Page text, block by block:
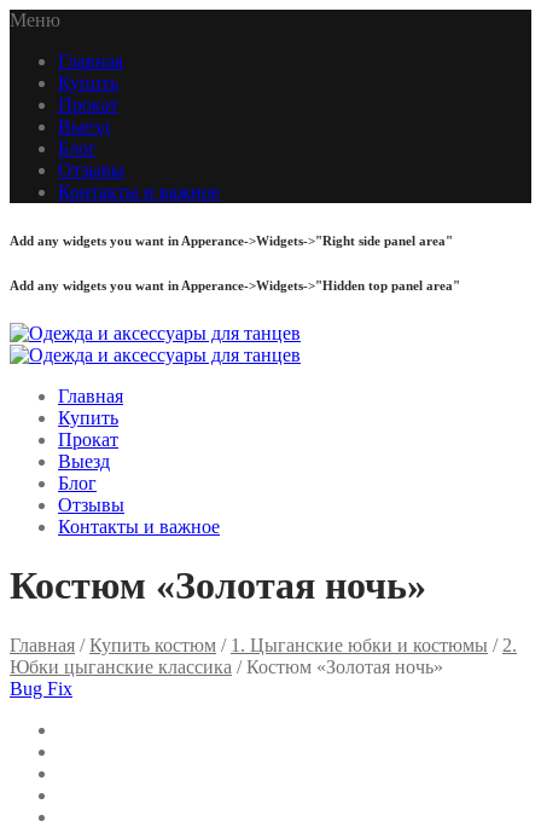
Меню
Главная
Купить
Прокат
Выезд
Блог
Отзывы
Контакты и важное
Add any widgets you want in Apperance->Widgets->"Right side panel area"
Add any widgets you want in Apperance->Widgets->"Hidden top panel area"
Главная
Купить
Прокат
Выезд
Блог
Отзывы
Контакты и важное
Костюм «Золотая ночь»
Главная /Купить костюм / 1. Цыганские юбки и костюмы / 2.
Юбки цыганские классика / Костюм «Золотая ночь»
Bug Fix